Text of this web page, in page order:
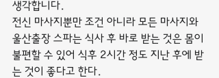
생각합니다.
전신 마사지뿐만 조건 아니라 모든 마사지와
울산출장 스파는 식사 후 바로 받는 것은 몸이
불편할 수 있어 식후 2시간 정도 지난 후에 받
는 것이 좋다고 한다.